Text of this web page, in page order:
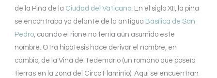
de la Piña de la Ciudad del Vaticano. En el siglo XII, la piña
se encontraba ya delante de la antigua Basílica de San
Pedro, cuando el rione no tenía aún asumido este
nombre. Otra hipótesis hace derivar el nombre, en
cambio, de la Viña de Tedemario (un romano que poseía
tierras en la zona del Circo Flaminio). Aquí se encuentran